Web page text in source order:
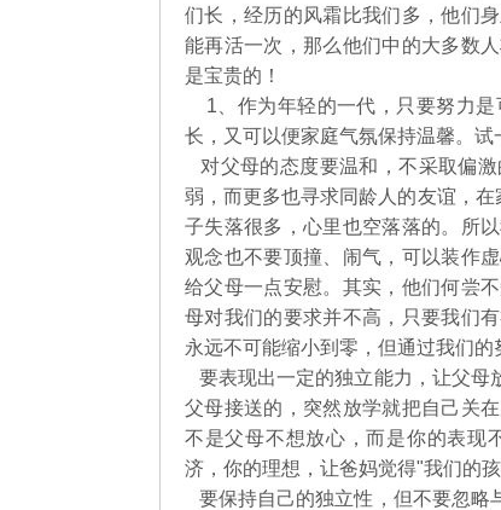
们长，经历的风霜比我们多，他们
能再活一次，那么他们中的大多数
是宝贵的！
1、作为年轻的一代，只要努力是
长，又可以便家庭气氛保持温馨。
对父母的态度要温和，不采取偏
弱，而更多也寻求同龄人的友谊，
子失落很多，心里也空落落的。所
观念也不要顶撞、闹气，可以装作
给父母一点安慰。其实，他们何尝
母对我们的要求并不高，只要我们
永远不可能缩小到零，但通过我们的
要表现出一定的独立能力，让父母
父母接送的，突然放学就把自己关
不是父母不想放心，而是你的表现
济，你的理想，让爸妈觉得"我们
要保持自己的独立性，但不要忽略